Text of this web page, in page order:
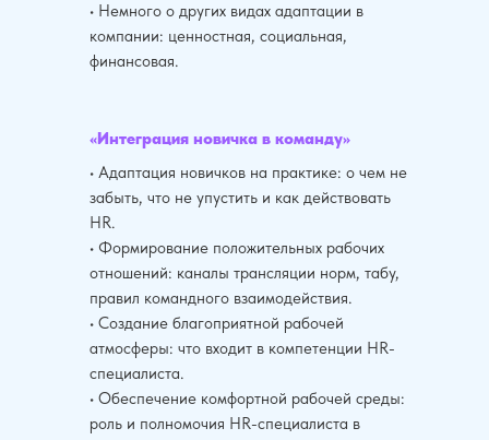
• Немного о других видах адаптации в
компании: ценностная, социальная,
финансовая.
• Адаптация новичков на практике: о чем не
забыть, что не упустить и как действовать
HR.
• Формирование положительных рабочих
отношений: каналы трансляции норм, табу,
правил командного взаимодействия.
• Создание благоприятной рабочей
атмосферы: что входит в компетенции HR-
специалиста.
• Обеспечение комфортной рабочей среды:
роль и полномочия HR-специалиста в
«Интеграция новичка в команду»